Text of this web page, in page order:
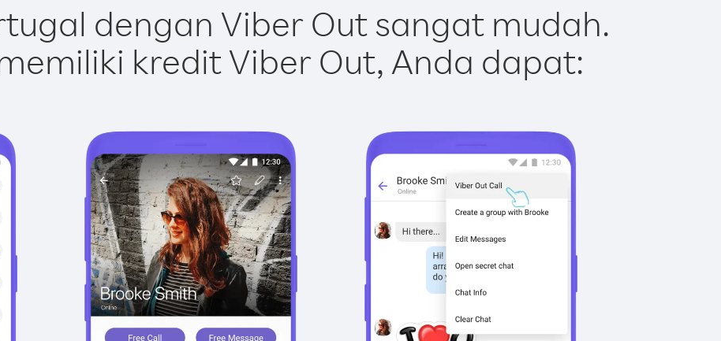
dengan Viber Out sangat mudah.
kredit Viber Out, Anda dapat: